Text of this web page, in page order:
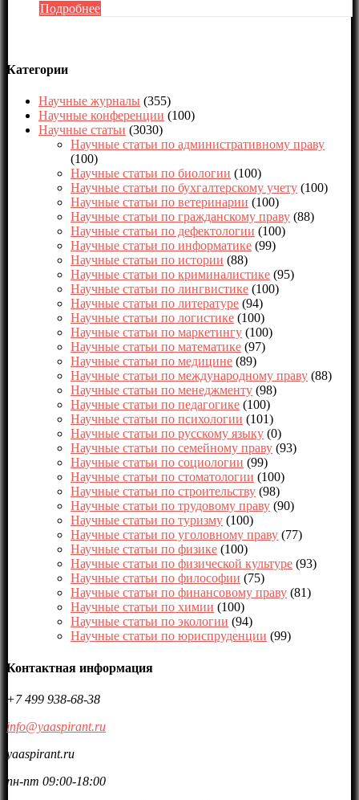
Подробнее
Категории
Научные журналы (355)
Научные конференции (100)
Научные статьи (3030)
Научные статьи по административному праву
(100)
Научные статьи по биологии (100)
Научные статьи по бухгалтерскому учету (100)
Научные статьи по ветеринарии (100)
Научные статьи по гражданскому праву (88)
Научные статьи по дефектологии (100)
Научные статьи по информатике (99)
Научные статьи по истории (88)
Научные статьи по криминалистике (95)
Научные статьи по лингвистике (100)
Научные статьи по литературе (94)
Научные статьи по логистике (100)
Научные статьи по маркетингу (100)
Научные статьи по математике (97)
Научные статьи по медицине (89)
Научные статьи по международному праву (88)
Научные статьи по менеджменту (98)
Научные статьи по педагогике (100)
Научные статьи по психологии (101)
Научные статьи по русскому языку (0)
Научные статьи по семейному праву (93)
Научные статьи по социологии (99)
Научные статьи по стоматологии (100)
Научные статьи по строительству (98)
Научные статьи по трудовому праву (90)
Научные статьи по туризму (100)
Научные статьи по уголовному праву (77)
Научные статьи по физике (100)
Научные статьи по физической культуре (93)
Научные статьи по философии (75)
Научные статьи по финансовому праву (81)
Научные статьи по химии (100)
Научные статьи по экологии (94)
Научные статьи по юриспруденции (99)
Контактная информация
+7 499 938-68-38
info@yaaspirant.ru
yaaspirant.ru
пн-пт 09:00-18:00